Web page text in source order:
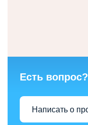
Есть вопрос?
Написать о